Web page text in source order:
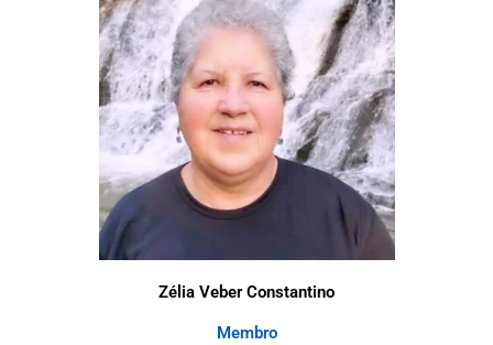
Zélia Veber Constantino
Membro